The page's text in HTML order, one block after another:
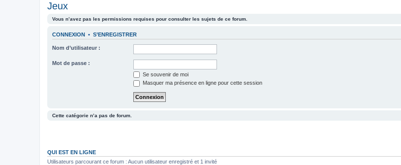
Jeux
Vous n’avez pas les permissions requises pour consulter les sujets de ce forum.
CONNEXION • S’ENREGISTRER
Nom d’utilisateur :
Mot de passe :
Se souvenir de moi
Masquer ma présence en ligne pour cette session
Cette catégorie n’a pas de forum.
QUI EST EN LIGNE
Utilisateurs parcourant ce forum : Aucun utilisateur enregistré et 1 invité